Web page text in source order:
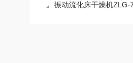
振动流化床干燥机ZLG-